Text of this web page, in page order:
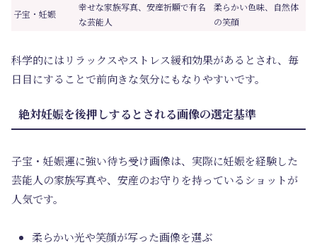
子宝・妊娠
幸せな家族写真、安産祈願で有名
な芸能人
柔らかい色味、自然体
の笑顔
科学的にはリラックスやストレス緩和効果があるとされ、毎
日目にすることで前向きな気分にもなりやすいです。
絶対妊娠を後押しするとされる画像の選定基準
子宝・妊娠運に強い待ち受け画像は、実際に妊娠を経験した
芸能人の家族写真や、安産のお守りを持っているショットが
人気です。
柔らかい光や笑顔が写った画像を選ぶ